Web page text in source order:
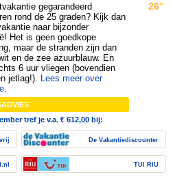
gegarandeerd
rond de 25 graden? Kijk dan
naar bijzonder
Het is geen goedkope
maar de stranden zijn dan
en de zee azuurblauw. En
6 uur vliegen (bovendien
jetlag!). Lees meer over
.
26°
tref je v.a. € 612,00 bij:
De Vakantiediscounter
TUI RIU